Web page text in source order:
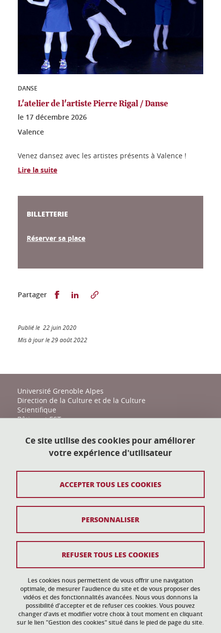
DANSE
L'atelier de l'artiste Pierre Rigal / Danse
le 17 décembre 2026
Valence
Venez dansez avec les artistes présents à Valence !
Lire la suite
BILLETTERIE
Réserver sa place
Partager Partager sur Facebook
Partager sur LinkedIn
Publié le 22 juin 2020
Mis à jour le 29 août 2022
Université Grenoble Alpes
Direction de la Culture et de la Culture
Scientifique
Bâtiment EST
38400 Saint-Martin-d'Hères
action-culturelle@univ-grenoble-alpes.fr
Plan du site
Données personnelles
Gestion des cookies
Accessibilité : non conforme
Ce site utilise des cookies pour améliorer
votre expérience d'utilisateur
Les cookies nous permettent de vous offrir une navigation
optimale, de mesurer l'audience du site et de vous proposer des
vidéos et des fonctionnalités avancées. Nous vous donnons la
possibilité d'accepter et de refuser ces cookies. Vous pouvez
changer d'avis et modifier votre choix à tout moment en cliquant
sur le lien "Gestion des cookies" situé dans le pied de page du site.
ACCEPTER TOUS LES COOKIES
REFUSER TOUS LES COOKIES
PERSONNALISER